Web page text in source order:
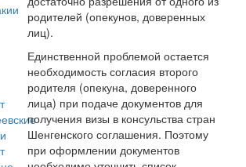
родителей (опекунов, доверенных
лиц).
Единственной проблемой остается
необходимость согласия второго
родителя (опекуна, доверенного
лица) при подаче документов для
получения визы в консульства стран
Шенгенского соглашения. Поэтому
при оформлении документов